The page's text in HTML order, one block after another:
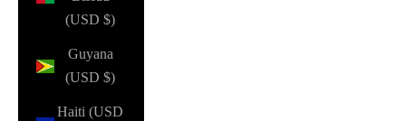
(USD $)
Guyana
(USD $)
Haiti (USD